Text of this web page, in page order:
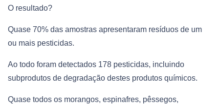
O resultado?
Quase 70% das amostras apresentaram resíduos de um
ou mais pesticidas.
Ao todo foram detectados 178 pesticidas, incluindo
subprodutos de degradação destes produtos químicos.
Quase todos os morangos, espinafres, pêssegos,